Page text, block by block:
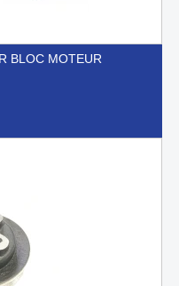
BLOC MOTEUR